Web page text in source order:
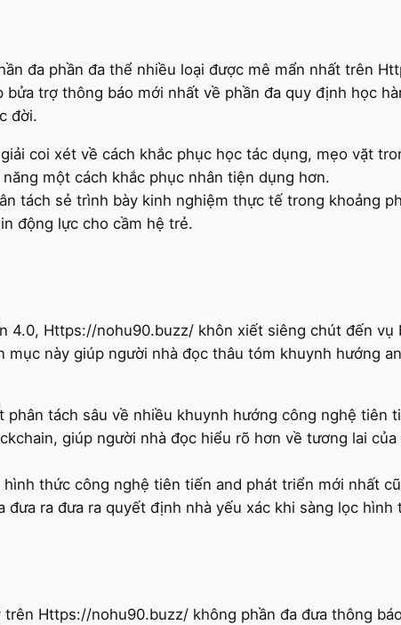
đa phần đa thể nhiều loại được mê mẩn nhất trên
trợ thông báo mới nhất về phần đa quy định học
đời.
coi xét về cách khắc phục học tác dụng, mẹo vặt
một cách khắc phục nhân tiện dụng hơn.
tách sẻ trình bày kinh nghiệm thực tế trong khoảng
động lực cho cầm hệ trẻ.
4.0, Https://nohu90.buzz/ khôn xiết siêng chút đến vụ
này giúp người nhà đọc thâu tóm khuynh hướng
phân tách sâu về nhiều khuynh hướng công nghệ tiên
giúp người nhà đọc hiểu rõ hơn về tương lai
hình thức công nghệ tiên tiến and phát triển mới nhất
ra đưa ra quyết định nhà yếu xác khi sàng lọc hình
Https://nohu90.buzz/ không phần đa đưa thông